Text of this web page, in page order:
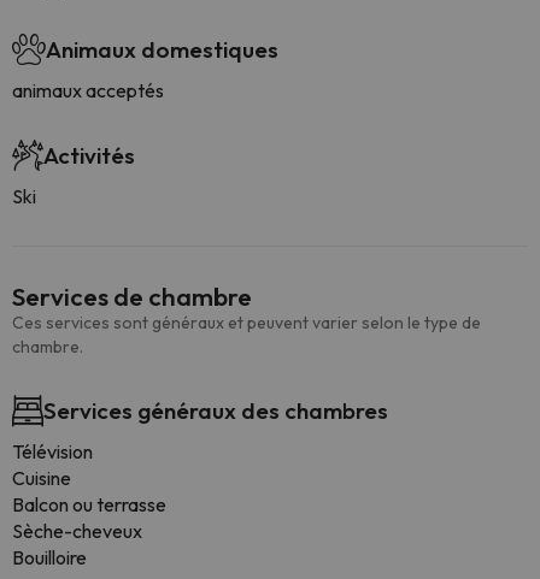
Animaux domestiques
animaux acceptés
Activités
Ski
Services de chambre
Ces services sont généraux et peuvent varier selon le type de
chambre.
Services généraux des chambres
Télévision
Cuisine
Balcon ou terrasse
Sèche-cheveux
Bouilloire